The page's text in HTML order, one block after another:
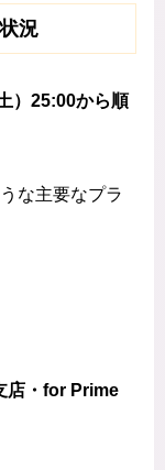
況
）25:00から順
な主要なプラ
店・for Prime